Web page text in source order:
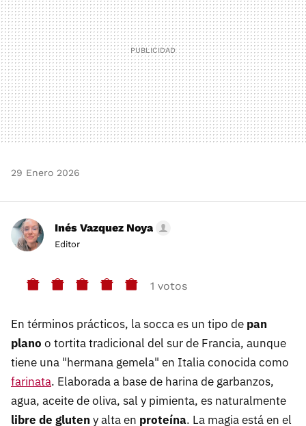
29 Enero 2026
Inés Vazquez Noya
Editor
1 votos
En términos prácticos, la socca es un tipo de pan
plano o tortita tradicional del sur de Francia, aunque
tiene una "hermana gemela" en Italia conocida como
farinata. Elaborada a base de harina de garbanzos,
agua, aceite de oliva, sal y pimienta, es naturalmente
libre de gluten y alta en proteína. La magia está en el